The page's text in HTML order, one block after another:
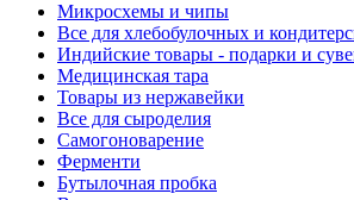
Микросхемы и чипы
Все для хлебобулочных и
Индийские товары - подарки и
Медицинская тара
Товары из нержавейки
Все для сыроделия
Самогоноварение
Ферменти
Бутылочная пробка